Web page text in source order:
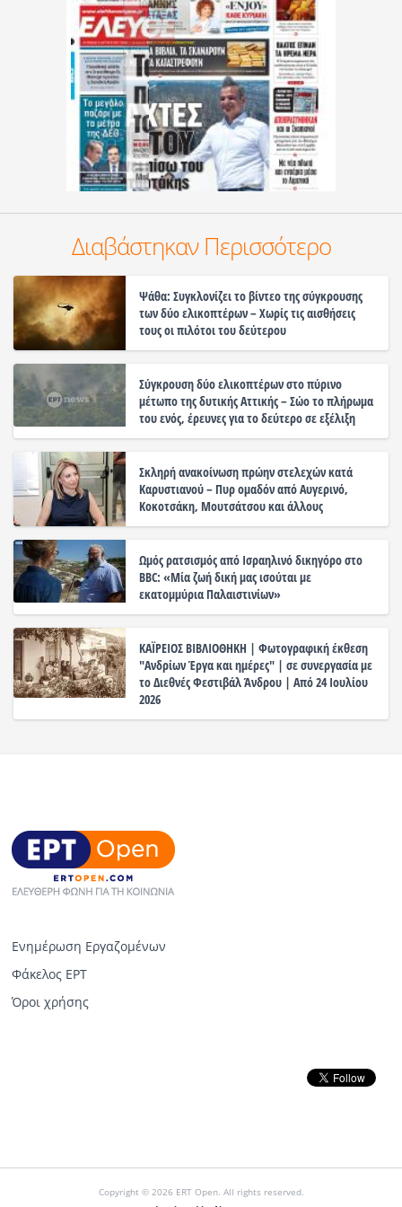
Διαβάστηκαν Περισσότερο
Ψάθα: Συγκλονίζει το βίντεο της σύγκρουσης
των δύο ελικοπτέρων – Χωρίς τις αισθήσεις
τους οι πιλότοι του δεύτερου
Σύγκρουση δύο ελικοπτέρων στο πύρινο
μέτωπο της δυτικής Αττικής – Σώο το πλήρωμα
του ενός, έρευνες για το δεύτερο σε εξέλιξη
Σκληρή ανακοίνωση πρώην στελεχών κατά
Καρυστιανού – Πυρ ομαδόν από Αυγερινό,
Κοκοτσάκη, Μουτσάτσου και άλλους
Ωμός ρατσισμός από Ισραηλινό δικηγόρο στο
BBC: «Μία ζωή δική μας ισούται με
εκατομμύρια Παλαιστινίων»
ΚΑΪΡΕΙΟΣ ΒΙΒΛΙΟΘΗΚΗ | Φωτογραφική έκθεση
"Ανδρίων Έργα και ημέρες" | σε συνεργασία με
το Διεθνές Φεστιβάλ Άνδρου | Από 24 Ιουλίου
2026
Ενημέρωση Εργαζομένων
Φάκελος ΕΡΤ
Όροι χρήσης
Copyright © 2026 ERT Open. All rights reserved.